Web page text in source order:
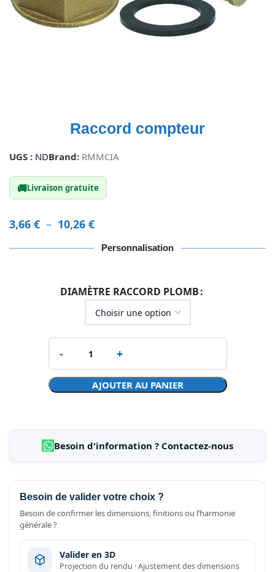
Raccord compteur
UGS : NDBrand: RMMCIA
🚚Livraison gratuite
3,66 € – 10,26 €
Personnalisation
DIAMÈTRE RACCORD PLOMB
AJOUTER AU PANIER
Besoin d'information ? Contactez-nous
Besoin de valider votre choix ?
Besoin de confirmer les dimensions, finitions ou l’harmonie
générale ?
Valider en 3D
Projection du rendu · Ajustement des dimensions